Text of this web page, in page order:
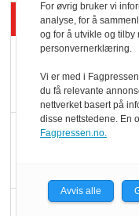
Siste artikler -
For øvrig bruker vi
analyse, for å
og for å utvikle og
personvernerklæring.
Vi er med i
du få relevante
nettverket basert på
disse nettstedene. En
Fagpressen.no.
Avvis alle